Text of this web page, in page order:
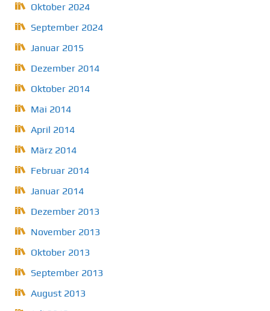
Oktober 2024
September 2024
Januar 2015
Dezember 2014
Oktober 2014
Mai 2014
April 2014
März 2014
Februar 2014
Januar 2014
Dezember 2013
November 2013
Oktober 2013
September 2013
August 2013